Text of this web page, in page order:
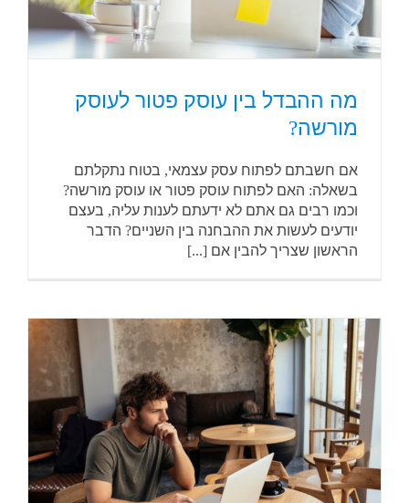
מה ההבדל בין עוסק פטור לעוסק
מורשה?
אם חשבתם לפתוח עסק עצמאי, בטוח נתקלתם
בשאלה: האם לפתוח עוסק פטור או עוסק מורשה?
וכמו רבים גם אתם לא ידעתם לענות עליה, בעצם
יודעים לעשות את ההבחנה בין השניים? הדבר
הראשון שצריך להבין אם [...]